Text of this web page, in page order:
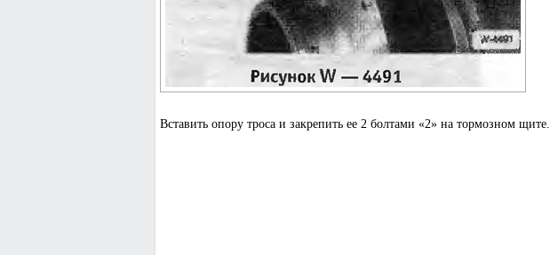
Вставить опору троса и закрепить ее 2 болтами «2» на тормозном щите.